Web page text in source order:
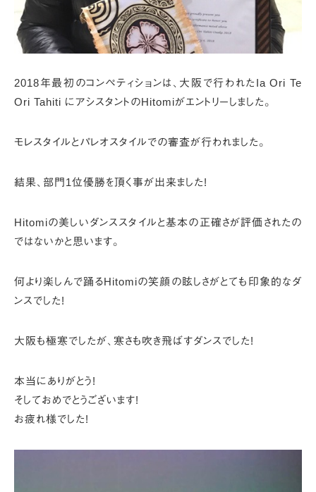
2018年最初のコンペティションは、 大阪で行われたIa Ori Te
Ori Tahiti にアシスタントのHitomiがエントリーしました。
モレスタイルとパレオスタイルでの審査が行われました。
結果、部門1位優勝を頂く事が出来ました!
Hitomiの美しいダンススタイルと基本の正確さが評価されたの
ではないかと思います。
何より楽しんで踊るHitomiの笑顔の眩しさがとても印象的なダ
ンスでした!
大阪も極寒でしたが、寒さも吹き飛ばすダンスでした!
本当にありがとう!
そしておめでとうございます!
お疲れ様でした!